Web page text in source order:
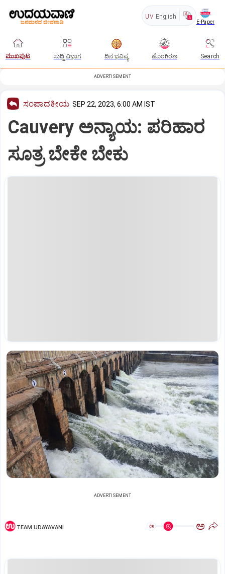
UV English
E-Paper
ಮುಖಪುಟ ಸುದ್ದಿ ವಿಭಾಗ ದಿನ ಭವಿಷ್ಯ ಹೊಂಗಿರಣ Search
ADVERTISEMENT
ಸಂಪಾದಕೀಯ SEP 22, 2023, 6:00 AM IST
Cauvery ಅನ್ಯಾಯ: ಪರಿಹಾರ
ಸೂತ್ರ ಬೇಕೇ ಬೇಕು
ADVERTISEMENT
TEAM UDAYAVANI ಅ ಅ